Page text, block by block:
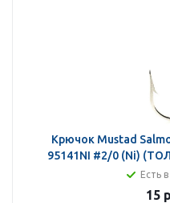
Крючок Mustad
95141NI #2/0 (Ni)
Есть
15